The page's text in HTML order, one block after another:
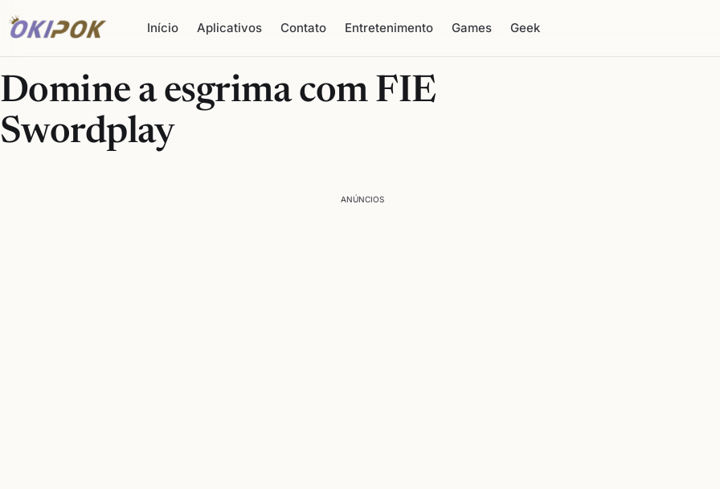
Início Aplicativos Contato Entretenimento Games Geek
Domine a esgrima com FIE
Swordplay
ANÚNCIOS